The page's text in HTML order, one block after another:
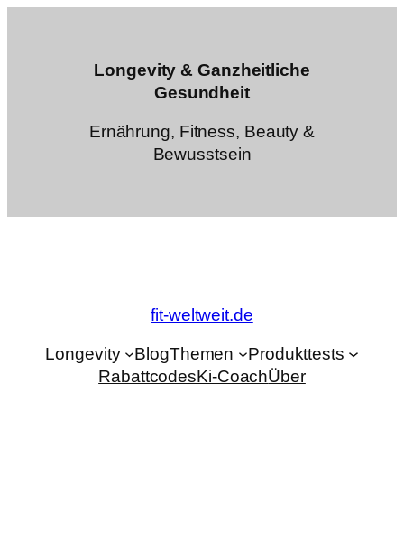
Longevity & Ganzheitliche
Gesundheit
Ernährung, Fitness, Beauty &
Bewusstsein
fit-weltweit.de
Longevity BlogThemen
Produkttests
RabattcodesKi-CoachÜber